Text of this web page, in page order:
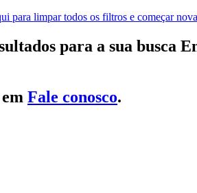
para limpar todos os filtros e começar
para a sua busca
Fale conosco.